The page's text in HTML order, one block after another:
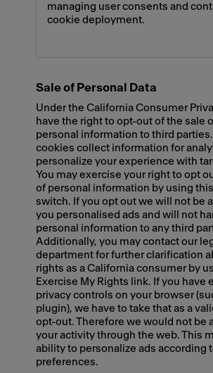
managing user consents and
cookie deployment.
Sale of Personal Data
Under the California Consumer
have the right to opt-out of the sale
personal information to third
cookies collect information for
personalize your experience with
You may exercise your right to opt
of personal information by using
switch. If you opt out we will not be
you personalised ads and will not
personal information to any third
Additionally, you may contact our
department for further clarification
rights as a California consumer by
Exercise My Rights link. If you have
privacy controls on your browser
plugin), we have to take that as a
opt-out. Therefore we would not be
your activity through the web. This
ability to personalize ads according
preferences.